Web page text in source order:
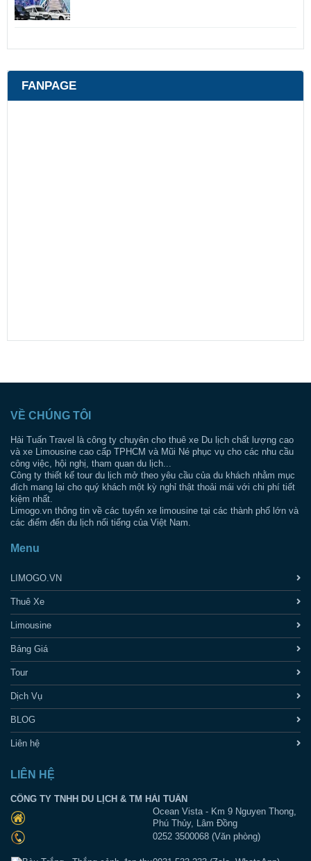
FANPAGE
VỀ CHÚNG TÔI
Hải Tuấn Travel là công ty chuyên cho thuê xe Du lịch chất lượng cao
và xe Limousine cao cấp TPHCM và Mũi Né phục vụ cho các nhu cầu
công việc, hội nghị, tham quan du lịch...
Công ty thiết kế tour du lịch mở theo yêu cầu của du khách nhằm mục
đích mang lại cho quý khách một kỳ nghỉ thật thoải mái với chi phí tiết
kiệm nhất.
Limogo.vn thông tin về các tuyến xe limousine tại các thành phố lớn và
các điểm đến du lịch nổi tiếng của Việt Nam.
Menu
LIMOGO.VN
Thuê Xe
Limousine
Bảng Giá
Tour
Dịch Vụ
BLOG
Liên hệ
LIÊN HỆ
CÔNG TY TNHH DU LỊCH & TM HẢI TUẤN
Ocean Vista - Km 9 Nguyen Thong,
Phú Thủy, Lâm Đồng
0252 3500068 (Văn phòng)